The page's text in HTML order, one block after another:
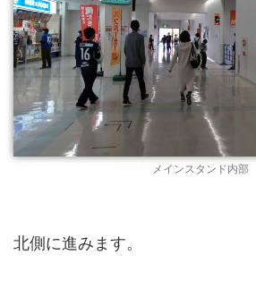
メインスタンド内部
北側に進みます。